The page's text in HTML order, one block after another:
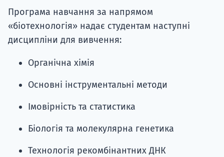
Програма навчання за напрямом
«біотехнологія» надає студентам наступні
дисципліни для вивчення:
Органічна хімія
Основні інструментальні методи
Імовірність та статистика
Біологія та молекулярна генетика
Технологія рекомбінантних ДНК